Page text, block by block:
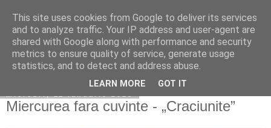
Copilarim
Miercurea fara cuvinte - „Craciunite”
This site uses cookies from Google to deliver its services
and to analyze traffic. Your IP address and user-agent are
shared with Google along with performance and security
metrics to ensure quality of service, generate usage
statistics, and to detect and address abuse.
LEARN MORE GOT IT